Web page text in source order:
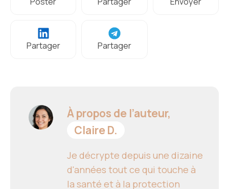
Partager Partager
À propos de l’auteur,
Claire D.
Je décrypte depuis une dizaine
d'années tout ce qui touche à
la santé et à la protection